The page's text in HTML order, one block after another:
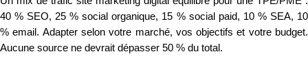
40 % SEO, 25 % social organique, 15 % social paid, 10 % SEA, 10
% email. Adapter selon votre marché, vos objectifs et votre budget.
Aucune source ne devrait dépasser 50 % du total.